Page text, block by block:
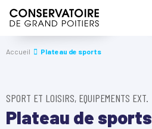
Accueil Plateau de sports
SPORT ET LOISIRS, EQUIPEMENTS EXT.
Plateau de sports